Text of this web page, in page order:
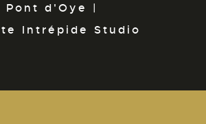
Pont d'Oye |
Intrépide Studio